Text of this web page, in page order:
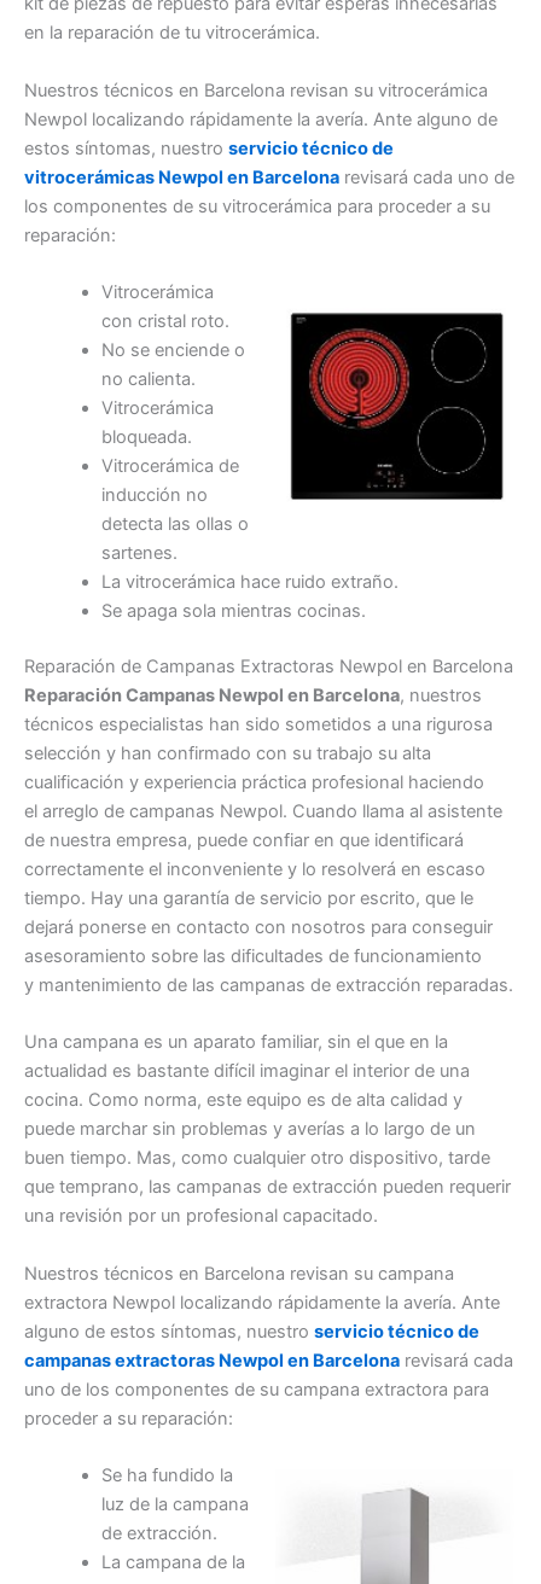
en la reparación de tu vitrocerámica.
Nuestros técnicos en Barcelona revisan su vitrocerámica
Newpol localizando rápidamente la avería. Ante alguno de
estos síntomas, nuestro servicio técnico de
vitrocerámicas Newpol en Barcelona revisará cada uno de
los componentes de su vitrocerámica para proceder a su
reparación:
Vitrocerámica
con cristal roto.
No se enciende o
no calienta.
Vitrocerámica
bloqueada.
Vitrocerámica de
inducción no
detecta las ollas o
sartenes.
La vitrocerámica hace ruido extraño.
Se apaga sola mientras cocinas.
Reparación de Campanas Extractoras Newpol en Barcelona
Reparación Campanas Newpol en Barcelona, nuestros
técnicos especialistas han sido sometidos a una rigurosa
selección y han confirmado con su trabajo su alta
cualificación y experiencia práctica profesional haciendo
el arreglo de campanas Newpol. Cuando llama al asistente
de nuestra empresa, puede confiar en que identificará
correctamente el inconveniente y lo resolverá en escaso
tiempo. Hay una garantía de servicio por escrito, que le
dejará ponerse en contacto con nosotros para conseguir
asesoramiento sobre las dificultades de funcionamiento
y mantenimiento de las campanas de extracción reparadas.
Una campana es un aparato familiar, sin el que en la
actualidad es bastante difícil imaginar el interior de una
cocina. Como norma, este equipo es de alta calidad y
puede marchar sin problemas y averías a lo largo de un
buen tiempo. Mas, como cualquier otro dispositivo, tarde
que temprano, las campanas de extracción pueden requerir
una revisión por un profesional capacitado.
Nuestros técnicos en Barcelona revisan su campana
extractora Newpol localizando rápidamente la avería. Ante
alguno de estos síntomas, nuestro servicio técnico de
campanas extractoras Newpol en Barcelona revisará cada
uno de los componentes de su campana extractora para
proceder a su reparación:
Se ha fundido la
luz de la campana
de extracción.
La campana de la